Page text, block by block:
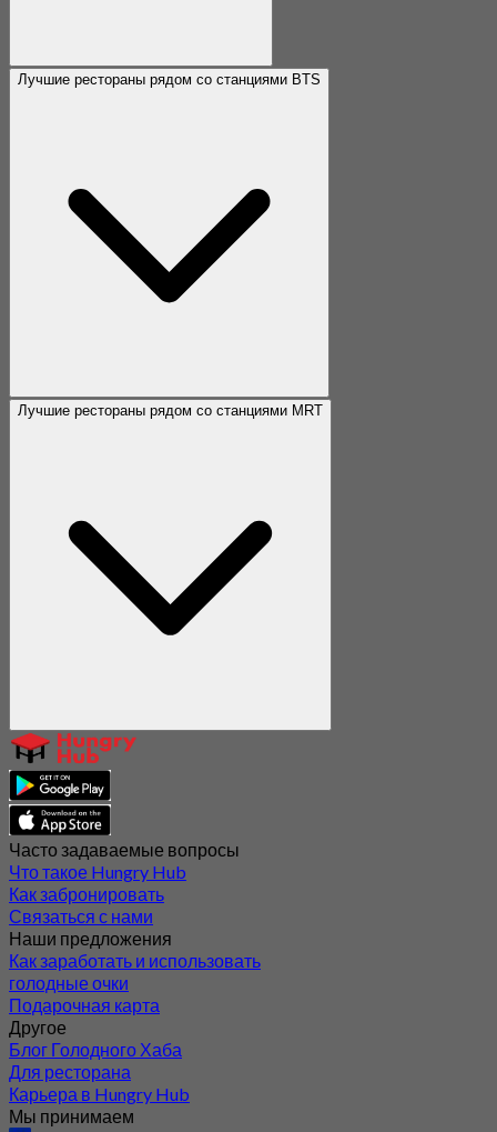
Лучшие рестораны рядом со станциями BTS
Лучшие рестораны рядом со станциями MRT
Часто задаваемые вопросы
Что такое Hungry Hub
Как забронировать
Связаться с нами
Наши предложения
Как заработать и использовать
голодные очки
Подарочная карта
Другое
Блог Голодного Хаба
Для ресторана
Карьера в Hungry Hub
Мы принимаем